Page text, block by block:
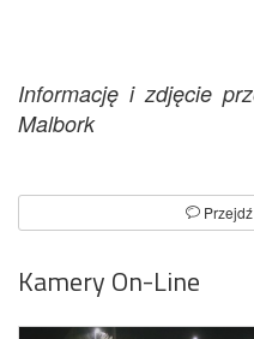
Informację i zdjęcie
Malbork
Przejdź
Kamery On-Line